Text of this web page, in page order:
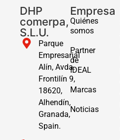
DHP
comerpa,
S.L.U.
Parque
Empresarial
Alín, Avda.
Frontilín 9,
18620,
Alhendín,
Granada,
Spain.
Empresa
Quiénes
somos
Partner
de
IDEAL
Marcas
Noticias